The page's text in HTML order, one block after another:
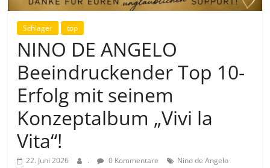
Schlager top
NINO DE ANGELO
Beeindruckender Top 10-
Erfolg mit seinem
Konzeptalbum „Vivi la
Vita“!
22. Juni 2026 . 0 Kommentare Nino de Angelo